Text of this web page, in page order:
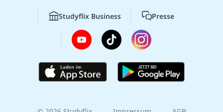
Studyflix Business Presse